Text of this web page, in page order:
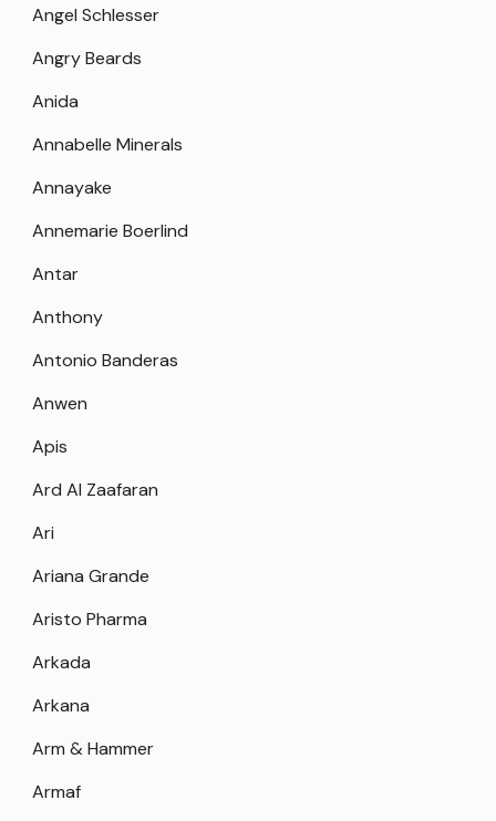
Angel Schlesser
Angry Beards
Anida
Annabelle Minerals
Annayake
Annemarie Boerlind
Antar
Anthony
Antonio Banderas
Anwen
Apis
Ard Al Zaafaran
Ari
Ariana Grande
Aristo Pharma
Arkada
Arkana
Arm & Hammer
Armaf